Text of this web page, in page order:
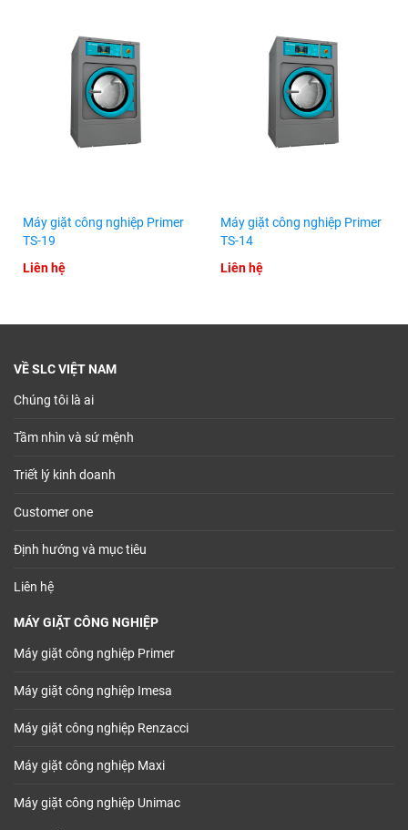
Máy giặt công nghiệp Primer
TS-19
Liên hệ
Máy giặt công nghiệp Primer
TS-14
Liên hệ
VỀ SLC VIỆT NAM
Chúng tôi là ai
Tầm nhìn và sứ mệnh
Triết lý kinh doanh
Customer one
Định hướng và mục tiêu
Liên hệ
MÁY GIẶT CÔNG NGHIỆP
Máy giặt công nghiệp Primer
Máy giặt công nghiệp Imesa
Máy giặt công nghiệp Renzacci
Máy giặt công nghiệp Maxi
Máy giặt công nghiệp Unimac